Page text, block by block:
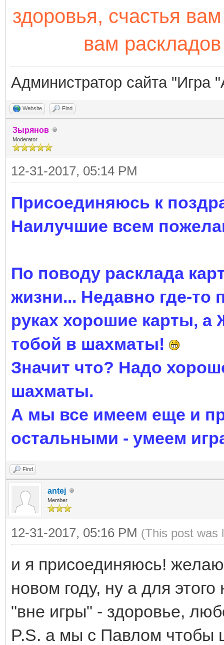
здоровья, счастья
вам
Администратор сайта "Игра
Website Find
Зырянов
Moderator
12-31-2017, 05:14 PM
Присоединяюсь к
Наилучшие всем
По поводу расклада
жизни... Недавно где-то
руках хорошие карты, а
тобой в шахматы!
Значит что? Надо
шахматы.
А мы все имеем еще и
остальными - умеем
Find
antej
Member
12-31-2017, 05:16 PM (This post was
и я присоединяюсь!
новом году, ну а для
"вне игры" - здоровье,
P.S. а мы с Павлом чтобы